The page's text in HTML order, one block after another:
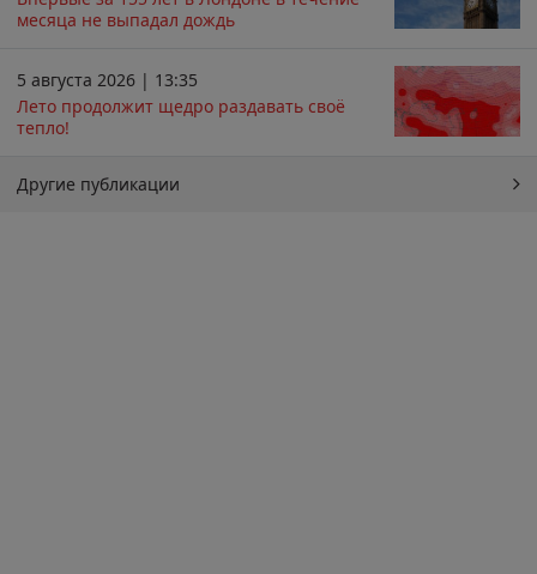
месяца не выпадал дождь
5 августа 2026 | 13:35
Лето продолжит щедро раздавать своё
тепло!
Другие публикации